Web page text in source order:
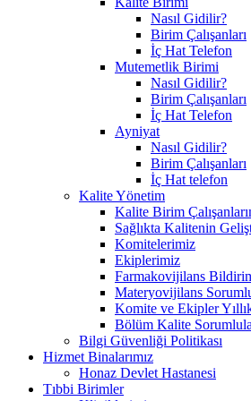
Nasıl Gidilir?
Birim Çalışanları
İç Hat Telefon
Mutemetlik Birimi
Nasıl Gidilir?
Birim Çalışanları
İç Hat Telefon
Ayniyat
Nasıl Gidilir?
Birim Çalışanları
İç Hat telefon
Kalite Yönetim
Kalite Birim
Sağlıkta Kalitenin
Komitelerimiz
Ekiplerimiz
Farmakovijilans
Materyovijilans
Komite ve Ekipler
Bölüm Kalite
Bilgi Güvenliği Politikası
Hizmet Binalarımız
Honaz Devlet Hastanesi
Tıbbi Birimler